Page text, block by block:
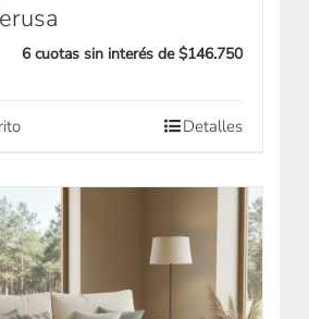
6 cuotas sin interés de $146.750
Detalles